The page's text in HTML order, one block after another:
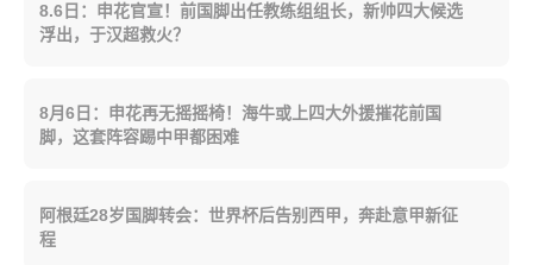
8.6日：申花官宣！前国脚出任教练组组长，新帅四大候选
浮出，于汉超救火？
8月6日：申花再无摇摇椅！海牛或上四大外援摧花前国
脚，这套阵容踢中甲都困难
阿根廷28岁国脚转会：世界杯后告别西甲，奔赴意甲新征
程